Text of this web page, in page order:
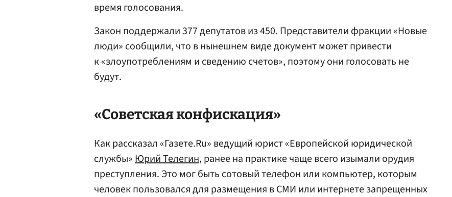
время голосования.
Закон поддержали 377 депутатов из 450. Представители фракции «Новые
люди» сообщили, что в нынешнем виде документ может привести
к «злоупотреблениям и сведению счетов», поэтому они голосовать не
будут.
«Советская конфискация»
Как рассказал «Газете.Ru» ведущий юрист «Европейской юридической
службы»Юрий Телегин, ранее на практике чаще всего изымали орудия
преступления. Это мог быть сотовый телефон или компьютер, которым
человек пользовался для размещения в СМИ или интернете запрещенных